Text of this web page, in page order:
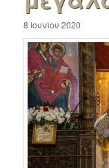
8 Ιουνίου 2020